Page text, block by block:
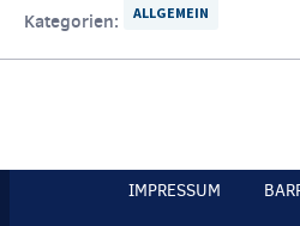
Kategorien: ALLGEMEIN
IMPRESSUM